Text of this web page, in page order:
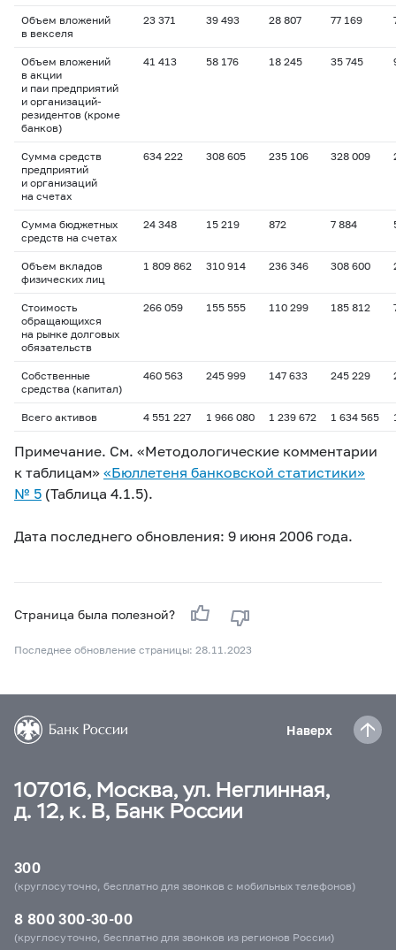
Объем вложений
в векселя
23 371 39 493 28 807 77 169
Объем вложений
в акции
и паи предприятий
и организаций-
резидентов (кроме
банков)
41 413 58 176 18 245 35 745
Сумма средств
предприятий
и организаций
на счетах
634 222 308 605 235 106 328 009
Сумма бюджетных
средств на счетах
24 348 15 219 872 7 884
Объем вкладов
физических лиц
1 809 862 310 914 236 346 308 600
Стоимость
обращающихся
на рынке долговых
обязательств
266 059 155 555 110 299 185 812
Собственные
средства (капитал)
460 563 245 999 147 633 245 229
Всего активов 4 551 227 1 966 080 1 239 672 1 634 565
Примечание. См. «Методологические комментарии
к таблицам» «Бюллетеня банковской статистики»
№ 5 (Таблица 4.1.5).
Дата последнего обновления: 9 июня 2006 года.
Страница была полезной?
Последнее обновление страницы: 28.11.2023
Наверх
107016, Москва, ул. Неглинная,
д. 12, к. В, Банк России
300
(круглосуточно, бесплатно для звонков с мобильных телефонов)
8 800 300-30-00
(круглосуточно, бесплатно для звонков из регионов России)